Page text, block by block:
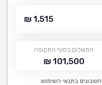
1,515 ₪
התשלום בסוף התקופה
101,500 ₪
בתנאי השימוש.